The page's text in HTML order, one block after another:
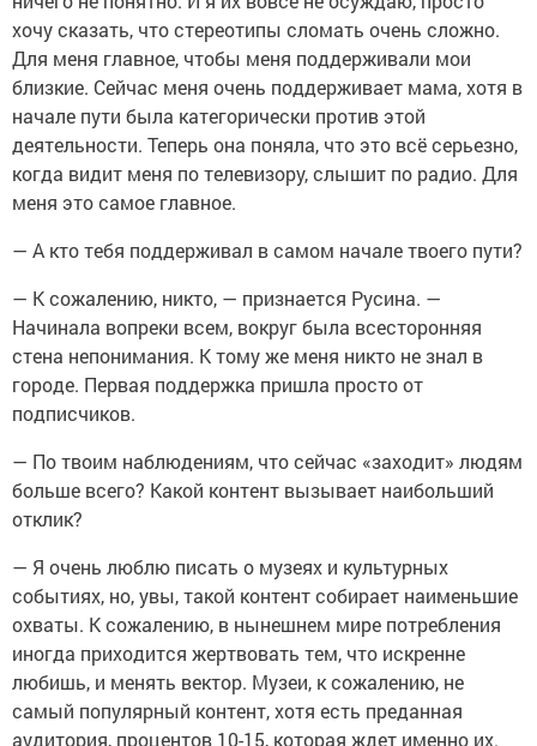
хочу сказать, что стереотипы сломать очень сложно.
Для меня главное, чтобы меня поддерживали мои
близкие. Сейчас меня очень поддерживает мама, хотя в
начале пути была категорически против этой
деятельности. Теперь она поняла, что это всё серьезно,
когда видит меня по телевизору, слышит по радио. Для
меня это самое главное.
— А кто тебя поддерживал в самом начале твоего пути?
— К сожалению, никто, — признается Русина. —
Начинала вопреки всем, вокруг была всесторонняя
стена непонимания. К тому же меня никто не знал в
городе. Первая поддержка пришла просто от
подписчиков.
— По твоим наблюдениям, что сейчас «заходит» людям
больше всего? Какой контент вызывает наибольший
отклик?
— Я очень люблю писать о музеях и культурных
событиях, но, увы, такой контент собирает наименьшие
охваты. К сожалению, в нынешнем мире потребления
иногда приходится жертвовать тем, что искренне
любишь, и менять вектор. Музеи, к сожалению, не
самый популярный контент, хотя есть преданная
аудитория, процентов 10-15, которая ждет именно их.